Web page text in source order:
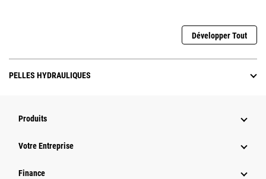
Développer Tout
PELLES HYDRAULIQUES
Produits
Votre Entreprise
Finance